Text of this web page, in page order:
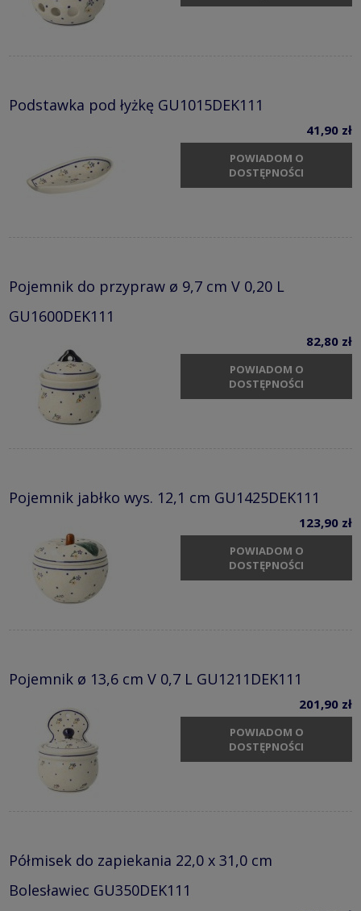
Podstawka pod łyżkę GU1015DEK111
41,90 zł
POWIADOM O
DOSTĘPNOŚCI
Pojemnik do przypraw ø 9,7 cm V 0,20 L
GU1600DEK111
82,80 zł
POWIADOM O
DOSTĘPNOŚCI
Pojemnik jabłko wys. 12,1 cm GU1425DEK111
123,90 zł
POWIADOM O
DOSTĘPNOŚCI
Pojemnik ø 13,6 cm V 0,7 L GU1211DEK111
201,90 zł
POWIADOM O
DOSTĘPNOŚCI
Półmisek do zapiekania 22,0 x 31,0 cm
Bolesławiec GU350DEK111